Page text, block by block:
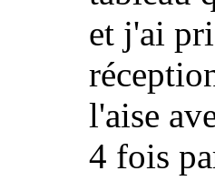
et j'ai
l'aise
4 fois